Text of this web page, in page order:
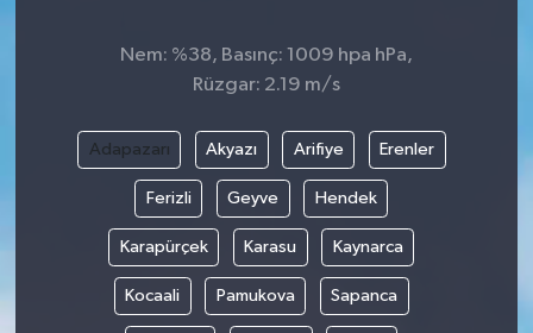
Nem: %38, Basınç: 1009 hpa hPa,
Rüzgar: 2.19 m/s
Adapazarı Akyazı Arifiye Erenler
Ferizli Geyve Hendek
Karapürçek Karasu Kaynarca
Kocaali Pamukova Sapanca